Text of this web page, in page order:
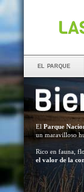
el parque
El Parque
un maravilloso
Rico en fauna,
el valor de la